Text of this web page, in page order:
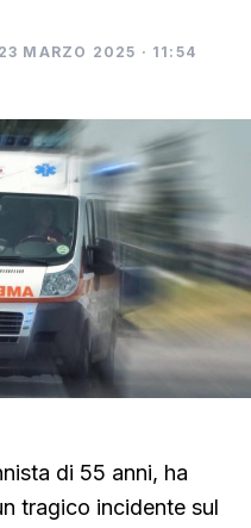
23 MARZO 2025 · 11:54
di 55 anni, ha
tragico incidente sul